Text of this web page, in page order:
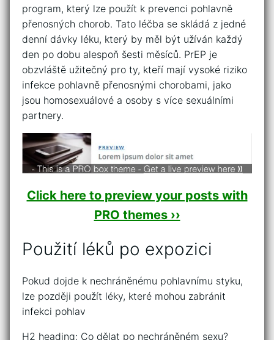
program, který lze použít k prevenci pohlavně
přenosných chorob. Tato léčba se skládá z jedné
denní dávky léku, který by měl být užíván každý
den po dobu alespoň šesti měsíců. PrEP je
obzvláště užitečný pro ty, kteří mají vysoké riziko
infekce pohlavně přenosnými chorobami, jako
jsou homosexuálové a osoby s více sexuálními
partnery.
Click here to preview your posts with
PRO themes ››
Použití léků po expozici
Pokud dojde k nechráněnému pohlavnímu styku,
lze později použít léky, které mohou zabránit
infekci pohlav
H2 heading: Co dělat po nechráněném sexu?